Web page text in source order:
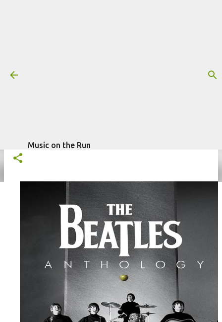
Music on the Run
Trilha sonora: The Beatles -